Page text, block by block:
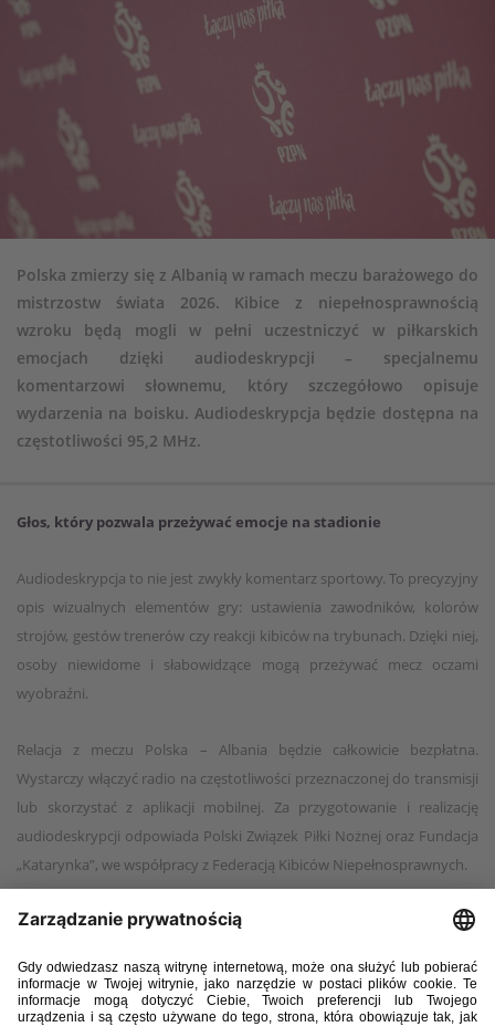
Polska zmierzy się z Albanią w ramach meczu barażowego do
mistrzostw świata 2026. Kibice z niepełnosprawnością
wzroku będą mogli w pełni uczestniczyć w piłkarskich
emocjach dzięki audiodeskrypcji – specjalnemu
komentarzowi słownemu, który szczegółowo opisuje
wydarzenia na boisku. Audiodeskrypcja będzie dostępna na
częstotliwości 95,2 MHz.
Głos, który pozwala przeżywać emocje na stadionie
Audiodeskrypcja to nie jest zwykły komentarz sportowy. To precyzyjny
opis wizualnych elementów gry: ustawienia zawodników, kolorów
strojów, gestów trenerów czy reakcji kibiców na trybunach. Dzięki niej,
osoby niewidome i słabowidzące mogą przeżywać mecz oczami
wyobraźni.
Relacja z meczu Polska – Albania będzie całkowicie bezpłatna.
Wystarczy włączyć radio na częstotliwości przeznaczonej do transmisji
lub skorzystać z aplikacji mobilnej. Za przygotowanie i realizację
audiodeskrypcji odpowiada Polski Związek Piłki Nożnej oraz Fundacja
„Katarynka”, we współpracy z Federacją Kibiców Niepełnosprawnych.
Równość i dostępność na stadionach
Zgodnie z Ustawą o zapewnianiu dostępności osobom ze
szczególnymi potrzebami z 2019 roku, organizatorzy wydarzeń